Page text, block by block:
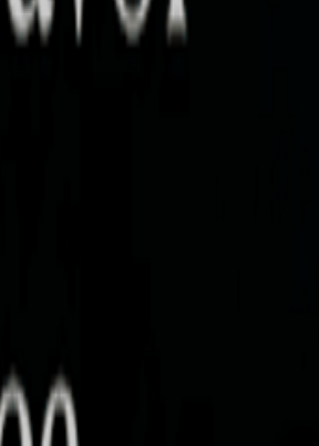
・オブ・ファンズを活用した
ー